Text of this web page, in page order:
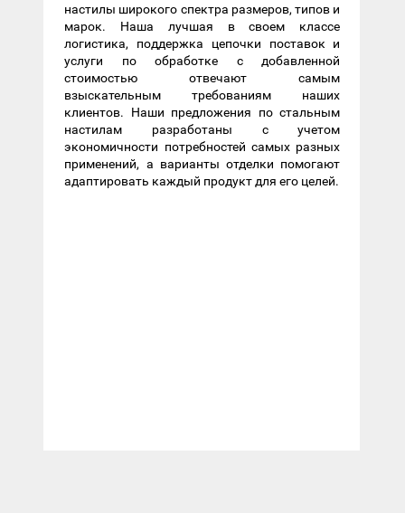
настилы широкого спектра размеров, типов и
марок. Наша лучшая в своем классе
логистика, поддержка цепочки поставок и
услуги по обработке с добавленной
стоимостью отвечают самым
взыскательным требованиям наших
клиентов. Наши предложения по стальным
настилам разработаны с учетом
экономичности потребностей самых разных
применений, а варианты отделки помогают
адаптировать каждый продукт для его целей.